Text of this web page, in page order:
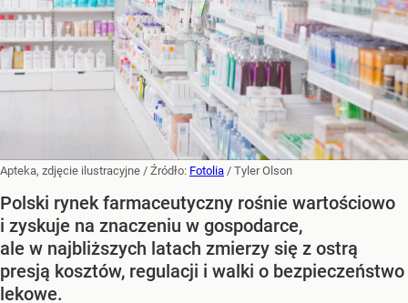
Apteka, zdjęcie ilustracyjne / Źródło: Fotolia / Tyler Olson
Polski rynek farmaceutyczny rośnie wartościowo
i zyskuje na znaczeniu w gospodarce,
ale w najbliższych latach zmierzy się z ostrą
presją kosztów, regulacji i walki o bezpieczeństwo
lekowe.